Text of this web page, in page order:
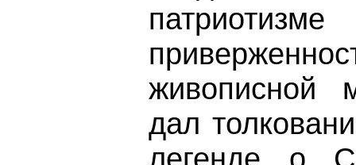
живописной
дал